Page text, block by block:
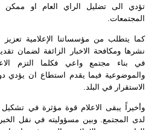
تؤدي الى تضليل الراي العام او
المجتمعات.
كما يتطلب من مؤسساتنا الإعلامية
نشرها ومكافحة الاخبار الزائفة لضمان
في بناء مجتمع واعي فكلما التزم
والموضوعية فيما يقدم استطاع ان يؤدي
الاستقرار في البلد.
وأخيراً يبقى الاعلام قوة مؤثرة في
لدى المجتمع. وبين مسؤوليته في نقل الخبر